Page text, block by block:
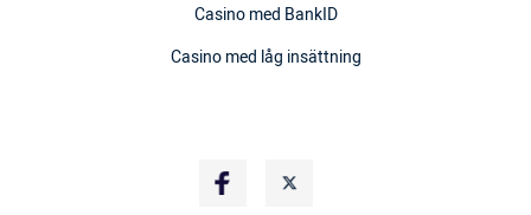
Casino med BankID
Casino med låg insättning